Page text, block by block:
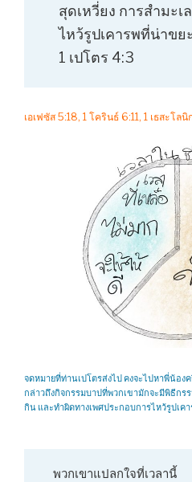
สุดเหวี่ยง การสำมะเ
ไหว้รูปเคารพที่น่าขย
1 เปโตร 4:3
เอเฟซัส 5:18, 1 โครินธ์ 6:11, 1 เธสะโลนิ
จดหมายที่ท่านเปโตรส่งไป คงจะไปหาพี่น้อง
กล่าวถึงกิจกรรมบาปที่พวกเขามักจะมีพิธีกร
กิน และทำผิดทางเพศประกอบการไหว้รูปเค
พวกเขาแปลกใจที่เวลานี้